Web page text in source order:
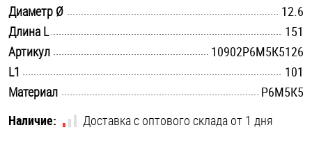
Хомуты
Шайбы
Шпильки
Шплинты
Диаметр Ø
12.6
Длина L
151
Артикул
10902Р6М5К5126
L1
101
Материал
Р6М5К5
Наличие:
Доставка с оптового склада от 1 дня